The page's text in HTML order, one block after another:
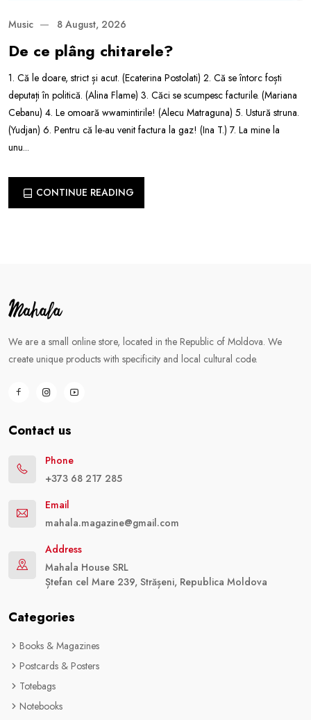
Music 8 August, 2026
De ce plâng chitarele?
1. Că le doare, strict și acut. (Ecaterina Postolati) 2. Că se întorc foști
deputați în politică. (Alina Flame) 3. Căci se scumpesc facturile. (Mariana
Cebanu) 4. Le omoară wwamintirile! (Alecu Matraguna) 5. Ustură struna.
(Yudjan) 6. Pentru că le-au venit factura la gaz! (Ina T.) 7. La mine la
unu...
CONTINUE READING
We are a small online store, located in the Republic of Moldova. We
create unique products with specificity and local cultural code.
Contact us
Phone
+373 68 217 285
Email
mahala.magazine@gmail.com
Address
Mahala House SRL
Ștefan cel Mare 239, Strășeni, Republica Moldova
Categories
Books & Magazines
Postcards & Posters
Totebags
Notebooks